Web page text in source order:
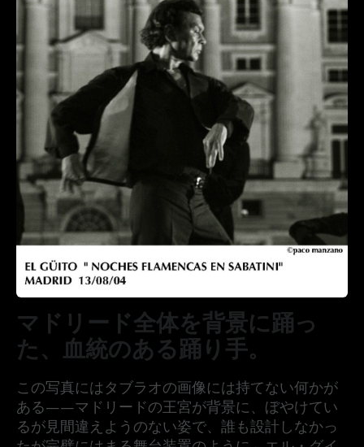
マドリード全体を背景に踊っ
た、血統のある踊り手。
この写真にはタブラオの画像には持てない何かが
ある——マドリードの王宮が背景に、ぼやけてい
るが見間違えようのない姿で、誰も設計しなかっ